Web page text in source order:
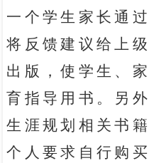
一个学生家长通
将反馈建议给上
出版，使学生、
育指导用书。另
生涯规划相关书
个人要求自行购